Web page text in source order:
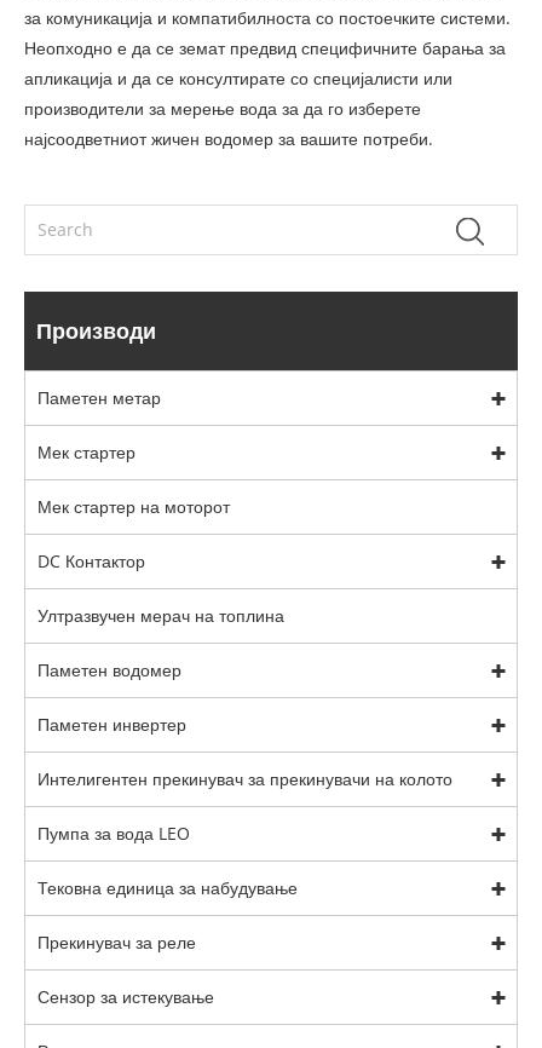
за комуникација и компатибилноста со постоечките системи.
Неопходно е да се земат предвид специфичните барања за
апликација и да се консултирате со специјалисти или
производители за мерење вода за да го изберете
најсоодветниот жичен водомер за вашите потреби.
Производи
Паметен метар
Мек стартер
Мек стартер на моторот
DC Контактор
Ултразвучен мерач на топлина
Паметен водомер
Паметен инвертер
Интелигентен прекинувач за прекинувачи на колото
Пумпа за вода LEO
Тековна единица за набудување
Прекинувач за реле
Сензор за истекување